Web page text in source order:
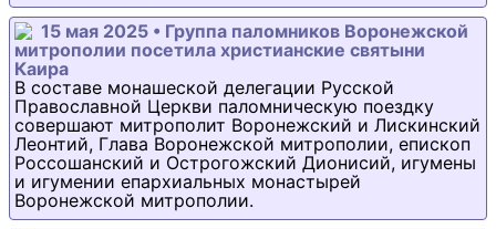
15 мая 2025 • Группа паломников Воронежской
митрополии посетила христианские святыни
Каира
В составе монашеской делегации Русской
Православной Церкви паломническую поездку
совершают митрополит Воронежский и Лискинский
Леонтий, Глава Воронежской митрополии, епископ
Россошанский и Острогожский Дионисий, игумены
и игумении епархиальных монастырей
Воронежской митрополии.